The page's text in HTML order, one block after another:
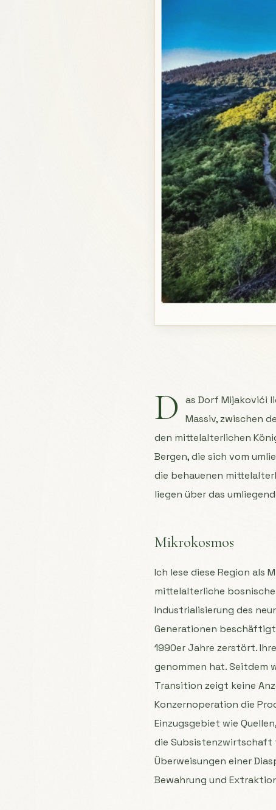
D
as Dorf Mijakovići
Massiv, zwischen
den mittelalterlichen
Bergen, die sich vom
die behauenen
liegen über das
Mikrokosmos
Ich lese diese Region als
mittelalterliche bosnische
Industrialisierung des
Generationen
1990er Jahre zerstört.
genommen hat. Seitdem
Transition zeigt keine
Konzernoperation die
Einzugsgebiet wie
die Subsistenzwirtschaft
Überweisungen einer
Bewahrung und